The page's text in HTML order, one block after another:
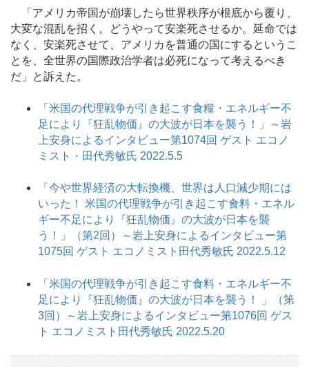
「アメリカ帝国が崩壊したら世界秩序が根底から覆り、
大変な混乱を招く。どうやって安楽死させるか。延命では
なく、安楽死させて、アメリカを普通の国にするというこ
とを、全世界の国際政治学者は必死になって考えるべき
だ」と訴えた。
「米国の代理戦争が引き起こす食糧・エネルギー不
足により『狂乱物価』の大波が日本を襲う！」～岩
上安身によるインタビュー第1074回 ゲスト エコノ
ミスト・田代秀敏氏 2022.5.5
「今や世界経済の大転換機、世界は人口減少期には
いった！ 米国の代理戦争が引き起こす食料・エネル
ギー不足により『狂乱物価』の大波が日本を襲
う！」（第2回）～岩上安身によるインタビュー第
1075回 ゲスト エコノミスト田代秀敏氏 2022.5.12
「米国の代理戦争が引き起こす食料・エネルギー不
足により『狂乱物価』の大波が日本を襲う！ 」（第
3回）～岩上安身によるインタビュー第1076回 ゲス
ト エコノミスト田代秀敏氏 2022.5.20